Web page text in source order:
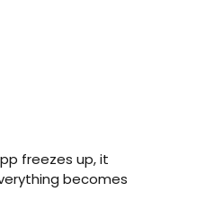
freezes up, it
becomes